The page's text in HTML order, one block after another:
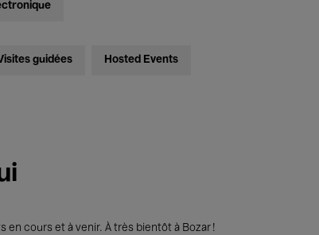
guidées Hosted Events
cours et à venir. À très bientôt à Bozar !